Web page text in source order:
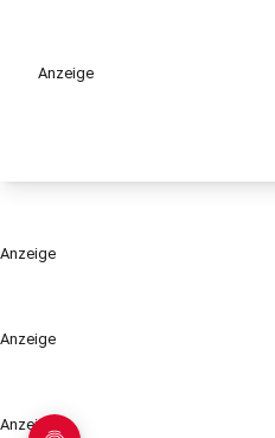
Anzeige
Anzeige
Anzeige
Anzeige